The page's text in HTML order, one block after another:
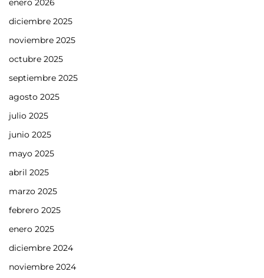
enero 2026
diciembre 2025
noviembre 2025
octubre 2025
septiembre 2025
agosto 2025
julio 2025
junio 2025
mayo 2025
abril 2025
marzo 2025
febrero 2025
enero 2025
diciembre 2024
noviembre 2024